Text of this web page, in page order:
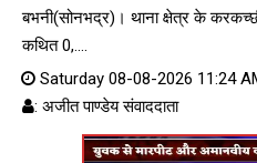
बभनी(सोनभद्र)। थाना क्षेत्र के
कथित 0,....
Saturday 08-08-2026 11:24
: अजीत पाण्डेय संवाददाता